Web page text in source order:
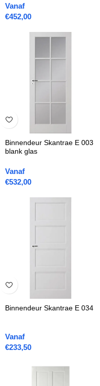
Vanaf
€452,00
Binnendeur Skantrae E 003
blank glas
Vanaf
€532,00
Binnendeur Skantrae E 034
Vanaf
€233,50